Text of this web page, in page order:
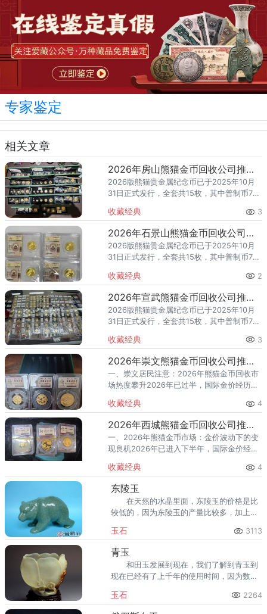
专家鉴定
相关文章
2026年房山熊猫金币回收公司推荐：上门回收，足不出户变现
2026版熊猫贵金属纪念币已于2025年10月
31日正式发行，全套共15枚，其中普制币7
续攀升，越来越多的房山区藏家开始关注一
个问题：202
收藏经典 3
2026年石景山熊猫金币回收公司推荐 哪里回收价格高且支持上门？
2026版熊猫贵金属纪念币已于2025年10月
31日正式发行，全套共15枚，其中普制币7
续攀升，越来越多的石景山区藏家开始关注
一个问题：20
收藏经典 2
2026年宣武熊猫金币回收公司推荐 哪里回收价格高且支持上门？
2026版熊猫贵金属纪念币已于2025年10月
31日正式发行，全套共15枚，其中普制币7
续攀升，越来越多的宣武区藏家开始关注一
个问题：202
收藏经典 3
2026年崇文熊猫金币回收公司推荐 崇文上门回收熊猫金币
一、崇文居民注意：2026年熊猫金币回收市
场热度攀升2026年已过半，国际金价经历了
5598美元/盎司历史新高后，至6月中下旬跌
破4000美
收藏经典 4
2026年西城熊猫金币回收公司推荐 西城哪里回收熊猫金币
一、2026年熊猫金币市场：金价波动下的变
现良机2026年已进入下半年，国际金价经
司历史新高后持续回调，至6月中下旬跌破
4000美元/
收藏经典 4
东陵玉
在天然的水晶里面，东陵玉的价格是比
较低的，因为东陵玉的产量比较多，加上东
使得东陵玉目前的市场价格一般性都低于一
百元以内，真正的东陵玉
玉石 3113
青玉
和田玉发展到现在，我们了解到青玉到
现在已经有了上千年的使用时间，因为数量
色，在良渚文化中，其实就出现了很多青玉
的制品，在很多古人的墓
玉石 2264